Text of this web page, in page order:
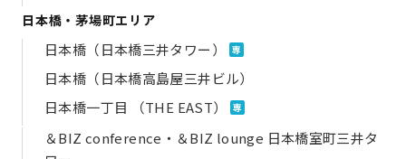
日本橋・茅場町エリア
日本橋（日本橋三井タワー） 専
日本橋（日本橋高島屋三井ビル）
日本橋一丁目 （THE EAST）
専
＆BIZ conference・＆BIZ lounge 日本橋室町三井タ